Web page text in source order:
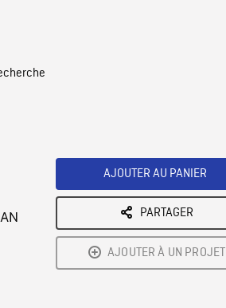
AJOUTER AU PANIER
PARTAGER
AJOUTER À UN PROJET